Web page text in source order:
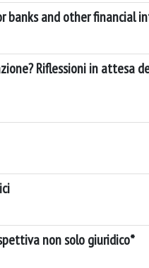
banks and other financial
Riflessioni in attesa
non solo giuridico*